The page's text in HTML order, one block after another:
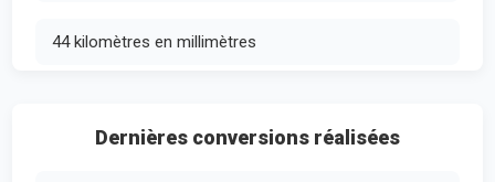
44 kilomètres en millimètres
Dernières conversions réalisées